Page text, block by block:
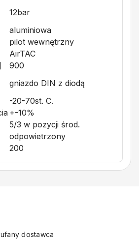
12bar
aluminiowa
pilot wewnętrzny
AirTAC
900
gniazdo DIN z diodą
-20-70st. C.
+-10%
5/3 w pozycji środ.
odpowietrzony
200
dostawca